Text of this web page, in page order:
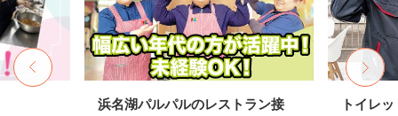
浜名湖パルパルのレストラン接
トイレ